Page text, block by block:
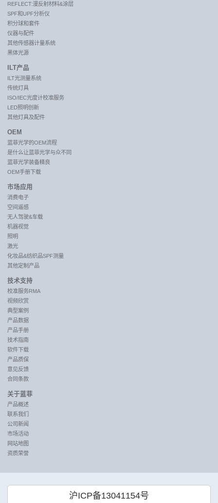
REFLECT:漫反射材料&涂层
SPF和UPF分析仪
积分球和套件
仪器与配件
其他传感器计量系统
黑体光源
ILT产品
ILT光测量系统
传统灯具
ISO/IEC光度计校准服务
LED照明创新
其他灯具及配件
OEM
蓝菲光学的OEM流程
是什么让蓝菲光学与众不同
蓝菲光学装备精良
OEM手册下载
市场应用
消费电子
空间遥感
无人驾驶&车载
机器视觉
照明
激光
化妆品&纺织品SPF测量
其他定制产品
技术支持
校准服务RMA
视频欣赏
典型案例
产品数据
产品手册
技术指南
软件下载
产品质保
意见反馈
合同条款
关于蓝菲
产品概述
联系我们
公司新闻
市场活动
网站地图
资质荣誉
沪ICP备13041154号